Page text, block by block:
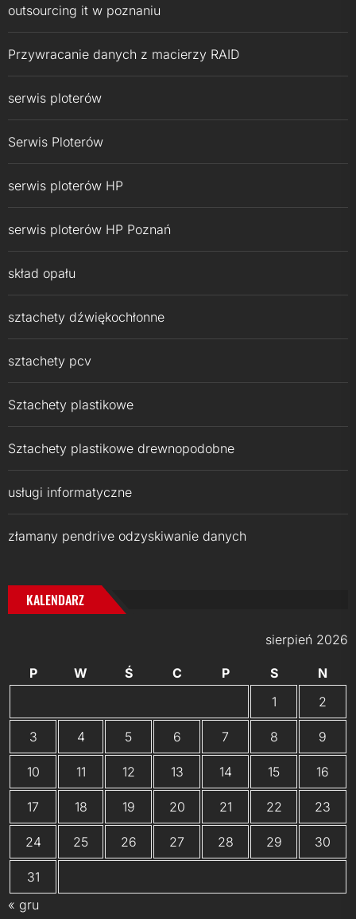
outsourcing it w poznaniu
Przywracanie danych z macierzy RAID
serwis ploterów
Serwis Ploterów
serwis ploterów HP
serwis ploterów HP Poznań
skład opału
sztachety dźwiękochłonne
sztachety pcv
Sztachety plastikowe
Sztachety plastikowe drewnopodobne
usługi informatyczne
złamany pendrive odzyskiwanie danych
KALENDARZ
sierpień 2026
P W Ś C P S
N
1
2
3 4 5 6 7 8 9
10 11 12 13 14 15 16
17 18 19 20 21 22 23
24 25 26 27 28 29 30
31
« gru